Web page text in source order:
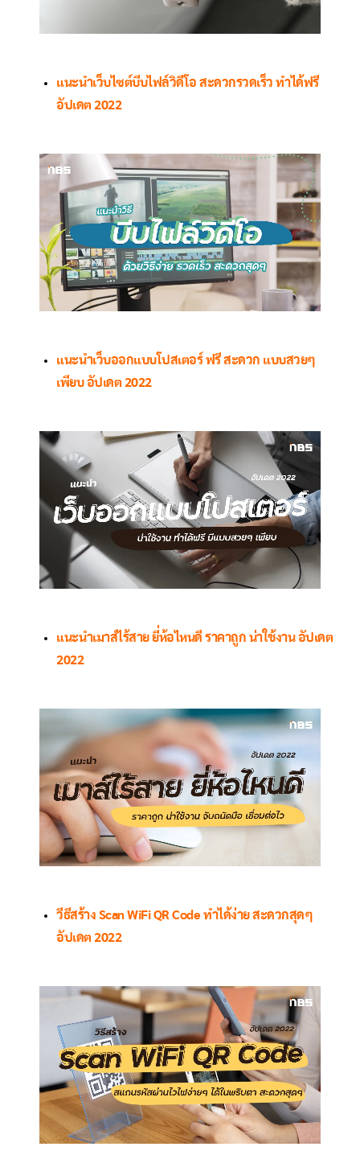
แนะนำเว็บไซต์บีบไฟล์วิดีโอ สะดวกรวดเร็ว ทำได้ฟรี
อัปเดต 2022
แนะนำเว็บออกแบบโปสเตอร์ ฟรี สะดวก แบบสวยๆ
เพียบ อัปเดต 2022
แนะนำเมาส์ไร้สาย ยี่ห้อไหนดี ราคาถูก น่าใช้งาน อัปเดต
2022
วีธีสร้าง Scan WiFi QR Code ทำได้ง่าย สะดวกสุดๆ
อัปเดต 2022